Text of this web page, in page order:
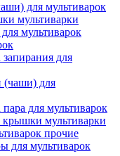
для мультиварок
мультиварки
мультиварок
для
(чаши) для
для мультиварок
крышки мультиварки
прочие
для мультиварок